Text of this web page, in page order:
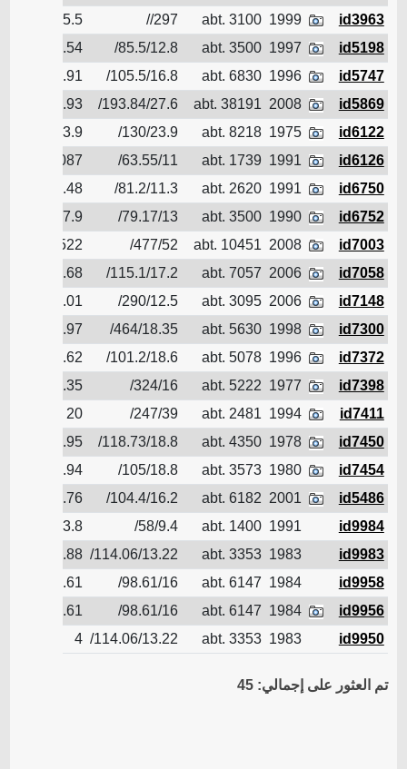
id3963
1999
abt. 3100
297//
5.5
id5198
1997
abt. 3500
85.5/12.8/
5.54
id5747
1996
abt. 6830
105.5/16.8/
6.91
id5869
2008
abt. 38191
193.84/27.6/
10.93
id6122
1975
abt. 8218
130/23.9/
23.9
id6126
1991
abt. 1739
63.55/11/
4.087
id6750
1991
abt. 2620
81.2/11.3/
4.48
id6752
1990
abt. 3500
79.17/13/
7.9
id7003
2008
abt. 10451
477/52/
4.522
id7058
2006
abt. 7057
115.1/17.2/
5.68
id7148
2006
abt. 3095
290/12.5/
5.01
id7300
1998
abt. 5630
464/18.35/
5.97
id7372
1996
abt. 5078
101.2/18.6/
6.62
id7398
1977
abt. 5222
324/16/
6.35
id7411
1994
abt. 2481
247/39/
20
id7450
1978
abt. 4350
118.73/18.8/
4.95
id7454
1980
abt. 3573
105/18.8/
4.94
id5486
2001
abt. 6182
104.4/16.2/
6.76
id9984
1991
abt. 1400
58/9.4/
3.8
id9983
1983
abt. 3353
114.06/13.22/
4.88
id9958
1984
abt. 6147
98.61/16/
98.61
id9956
1984
abt. 6147
98.61/16/
98.61
id9950
1983
abt. 3353
114.06/13.22/
4
تم العثور على إجمالي: 45